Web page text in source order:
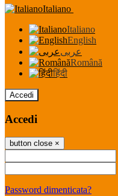
Italiano
Italiano
English
عربى
Română
हिंदी
Accedi
Accedi
button close ×
Password dimenticata?